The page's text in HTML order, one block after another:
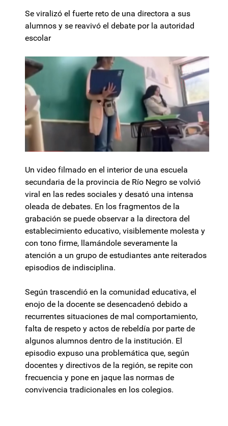
Se viralizó el fuerte reto de una directora a sus
alumnos y se reavivó el debate por la autoridad
escolar
Un video filmado en el interior de una escuela
secundaria de la provincia de Río Negro se volvió
viral en las redes sociales y desató una intensa
oleada de debates. En los fragmentos de la
grabación se puede observar a la directora del
establecimiento educativo, visiblemente molesta y
con tono firme, llamándole severamente la
atención a un grupo de estudiantes ante reiterados
episodios de indisciplina.
Según trascendió en la comunidad educativa, el
enojo de la docente se desencadenó debido a
recurrentes situaciones de mal comportamiento,
falta de respeto y actos de rebeldía por parte de
algunos alumnos dentro de la institución. El
episodio expuso una problemática que, según
docentes y directivos de la región, se repite con
frecuencia y pone en jaque las normas de
convivencia tradicionales en los colegios.